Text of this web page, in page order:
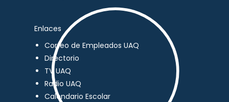
Enlaces
Correo de Empleados UAQ
Directorio
TV UAQ
Radio UAQ
Calendario Escolar